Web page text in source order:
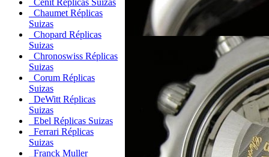
Cenit Réplicas Suizas
Chaumet Réplicas
Suizas
Chopard Réplicas
Suizas
Chronoswiss Réplicas
Suizas
Corum Réplicas
Suizas
DeWitt Réplicas
Suizas
Ebel Réplicas Suizas
Ferrari Réplicas
Suizas
Franck Muller